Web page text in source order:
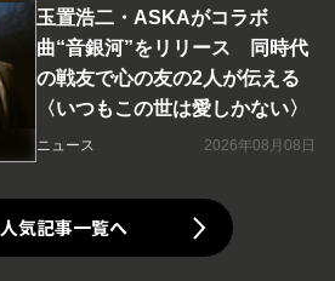
玉置浩二・ASKAがコラボ
曲“音銀河”をリリース 同時代
の戦友で心の友の2人が伝える
〈いつもこの世は愛しかない〉
ニュース 2026年08月08日
人気記事一覧へ